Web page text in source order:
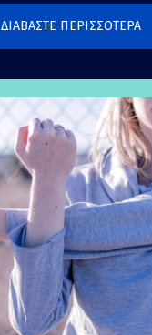
ΔΙΑΒΑΣΤΕ ΠΕΡΙΣΣΟΤΕΡΑ